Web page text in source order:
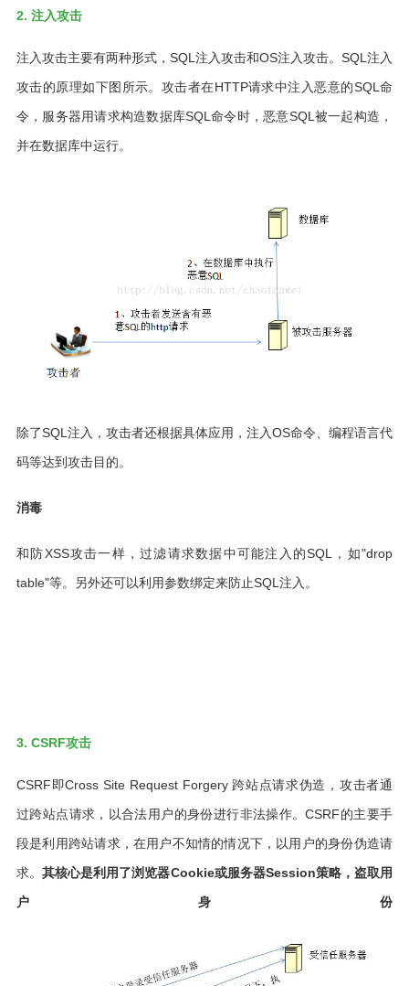
2. 注入攻击
注入攻击主要有两种形式，SQL注入攻击和OS注入攻击。SQL注入
攻击的原理如下图所示。攻击者在HTTP请求中注入恶意的SQL命
令，服务器用请求构造数据库SQL命令时，恶意SQL被一起构造，
并在数据库中运行。
除了SQL注入，攻击者还根据具体应用，注入OS命令、编程语言代
码等达到攻击目的。
消毒
和防XSS攻击一样，过滤请求数据中可能注入的SQL，如"drop
table"等。另外还可以利用参数绑定来防止SQL注入。
3. CSRF攻击
CSRF即Cross Site Request Forgery 跨站点请求伪造，攻击者通
过跨站点请求，以合法用户的身份进行非法操作。CSRF的主要手
段是利用跨站请求，在用户不知情的情况下，以用户的身份伪造请
求。其核心是利用了浏览器Cookie或服务器Session策略，盗取用
户身份